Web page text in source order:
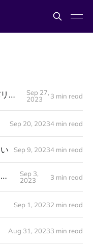
ミッション・ビジョン・バリューと人間性
Sep 27,
2023
3 min read
Sep 20, 20234 min read
Sep 9, 20234 min read
人生のインターバル期間について
Sep 3,
2023
3 min read
Sep 1, 20232 min read
Aug 31, 20233 min read